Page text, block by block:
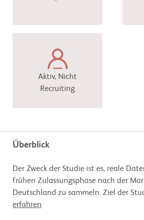
Aktiv, Nicht
Recruiting
Überblick
Der Zweck der Studie ist es, reale
frühen Zulassungsphase nach der
Deutschland zu sammeln. Ziel der
erfahren